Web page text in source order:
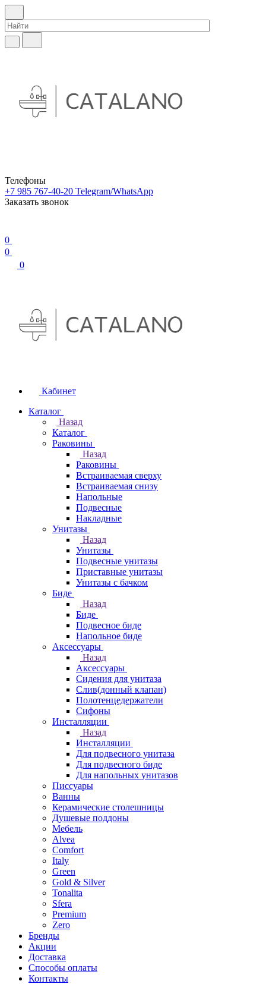
Телефоны
+7 985 767-40-20 Telegram/WhatsApp
Заказать звонок
0
0
0
Кабинет
Каталог
Назад
Каталог
Раковины
Назад
Раковины
Встраиваемая сверху
Встраиваемая снизу
Напольные
Подвесные
Накладные
Унитазы
Назад
Унитазы
Подвесные унитазы
Приставные унитазы
Унитазы с бачком
Биде
Назад
Биде
Подвесное биде
Напольное биде
Аксессуары
Назад
Аксессуары
Сидения для унитаза
Слив(донный клапан)
Полотенцедержатели
Сифоны
Инсталляции
Назад
Инсталляции
Для подвесного унитаза
Для подвесного биде
Для напольных унитазов
Писсуары
Ванны
Керамические столешницы
Душевые поддоны
Мебель
Alvea
Comfort
Italy
Green
Gold & Silver
Tonalita
Sfera
Premium
Zero
Бренды
Акции
Доставка
Способы оплаты
Контакты